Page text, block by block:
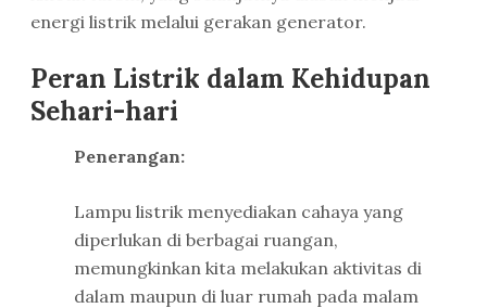
energi listrik melalui gerakan generator.
Peran Listrik dalam Kehidupan
Sehari-hari
Penerangan:
Lampu listrik menyediakan cahaya yang
diperlukan di berbagai ruangan,
memungkinkan kita melakukan aktivitas di
dalam maupun di luar rumah pada malam